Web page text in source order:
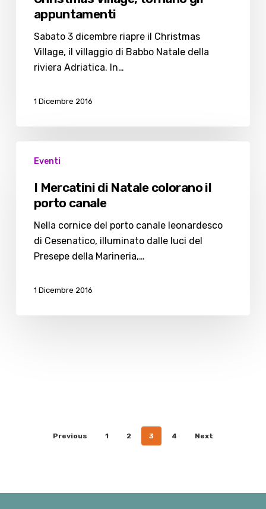
appuntamenti
Sabato 3 dicembre riapre il Christmas
Village, il villaggio di Babbo Natale della
riviera Adriatica. In…
1 Dicembre 2016
Mercatini
Natale
colorano
porto
canale
Eventi
I Mercatini di Natale colorano il
porto canale
Nella cornice del porto canale leonardesco
di Cesenatico, illuminato dalle luci del
Presepe della Marineria,…
1 Dicembre 2016
Previous 1 2 3 4 Next